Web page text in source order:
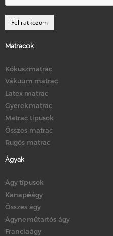
Matracok
Kókuszmatrac
Vákuum matrac
Latex matrac
Gyerekmatrac
Matrac típusok
Összes matrac
Rugós matrac
Ágyak
Ágy típusok
Kanapéágy
Összes ágy
Ágyneműtartós ágy
Franciaágy